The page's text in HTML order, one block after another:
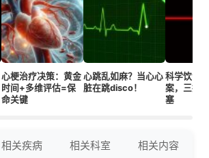
心梗治疗决策：黄金
时间+多维评估=保
命关键
心跳乱如麻？当心心
脏在跳disco！
科学饮食+
案，三招
塞
相关疾病 相关科室 相关内容